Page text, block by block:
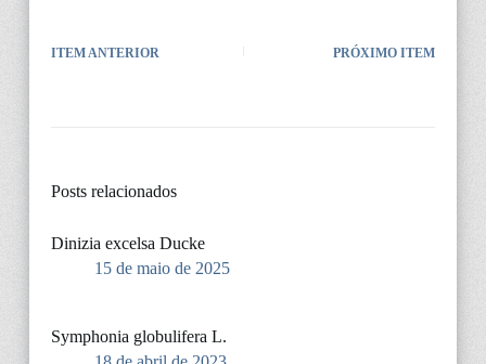
ITEM ANTERIOR PRÓXIMO ITEM
Posts relacionados
Dinizia excelsa Ducke
15 de maio de 2025
Symphonia globulifera L.